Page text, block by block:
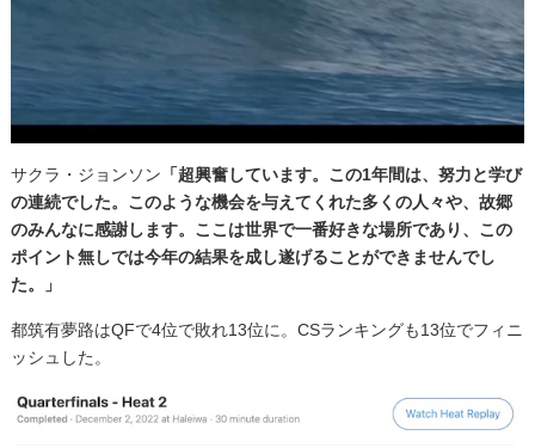
サクラ・ジョンソン 「超興奮しています。この1年間は、努力と学び
の連続でした。このような機会を与えてくれた多くの人々や、故郷
のみんなに感謝します。ここは世界で一番好きな場所であり、この
ポイント無しでは今年の結果を成し遂げることができませんでし
た。」
都筑有夢路はQFで4位で敗れ13位に。CSランキングも13位でフィニ
ッシュした。